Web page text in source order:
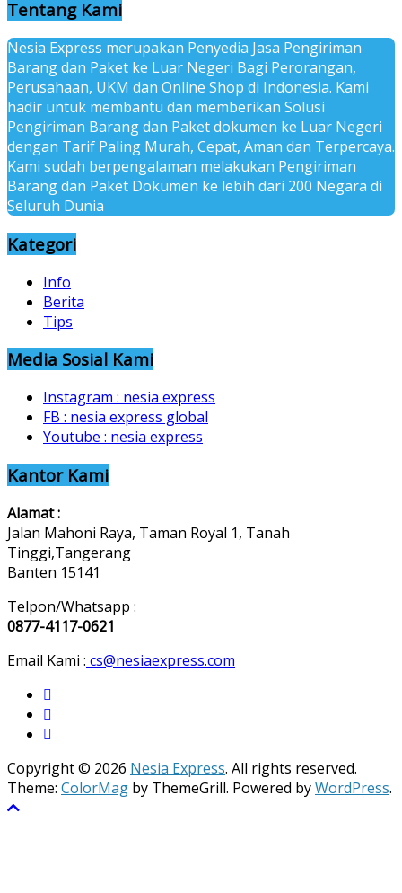
Tentang Kami
Nesia Express merupakan Penyedia Jasa Pengiriman
Barang dan Paket ke Luar Negeri Bagi Perorangan,
Perusahaan, UKM dan Online Shop di Indonesia. Kami
hadir untuk membantu dan memberikan Solusi
Pengiriman Barang dan Paket dokumen ke Luar Negeri
dengan Tarif Paling Murah, Cepat, Aman dan Terpercaya.
Kami sudah berpengalaman melakukan Pengiriman
Barang dan Paket Dokumen ke lebih dari 200 Negara di
Seluruh Dunia
Kategori
Info
Berita
Tips
Media Sosial Kami
Instagram : nesia express
FB : nesia express global
Youtube : nesia express
Kantor Kami
Alamat :
Jalan Mahoni Raya, Taman Royal 1, Tanah
Tinggi,Tangerang
Banten 15141
Telpon/Whatsapp :
0877-4117-0621
Email Kami : cs@nesiaexpress.com
Copyright © 2026 Nesia Express. All rights reserved.
Theme: ColorMag by ThemeGrill. Powered byWordPress.